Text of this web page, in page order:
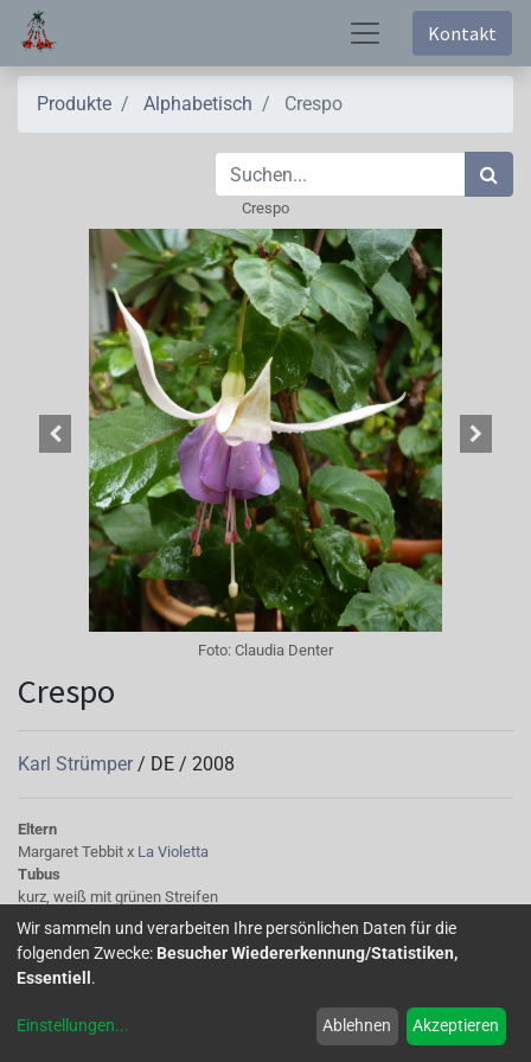
Kontakt
Produkte Alphabetisch Crespo
Crespo
Foto: Claudia Denter
Crespo
Karl Strümper / DE / 2008
Eltern
Margaret Tebbit x La Violetta
Tubus
kurz, weiß mit grünen Streifen
Sepalen
: weiß mit kleinen grünen Spitzen
Korolle/Petalen
hellviolett
Blüte einfach, vereinzelt halbgefüllt
Wir sammeln und verarbeiten Ihre persönlichen Daten für die
folgenden Zwecke: Besucher Wiedererkennung/Statistiken,
Essentiell .
Einstellungen... Ablehnen Akzeptieren